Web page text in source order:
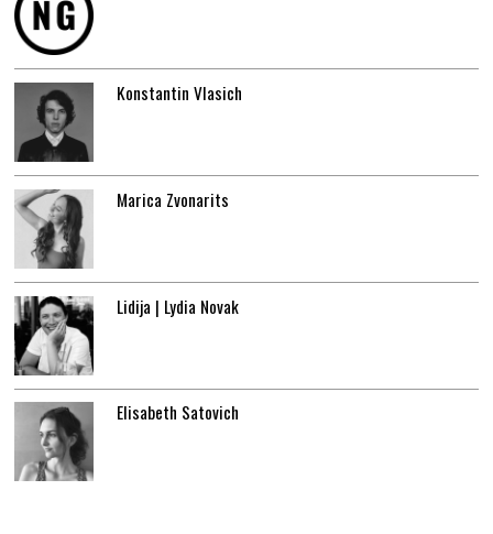
Konstantin Vlasich
Marica Zvonarits
Lidija | Lydia Novak
Elisabeth Satovich